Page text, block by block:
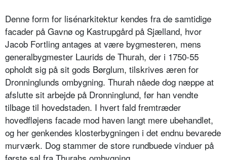
Denne form for lisénarkitektur kendes fra de samtidige
facader på Gavnø og Kastrupgård på Sjælland, hvor
Jacob Fortling antages at være bygmesteren, mens
generalbygmester Laurids de Thurah, der i 1750-55
opholdt sig på sit gods Børglum, tilskrives æren for
Dronninglunds ombygning. Thurah nåede dog næppe at
afslutte sit arbejde på Dronninglund, før han vendte
tilbage til hovedstaden. I hvert fald fremtræder
hovedfløjens facade mod haven langt mere ubehandlet,
og her genkendes klosterbygningen i det endnu bevarede
murværk. Dog stammer de store rundbuede vinduer på